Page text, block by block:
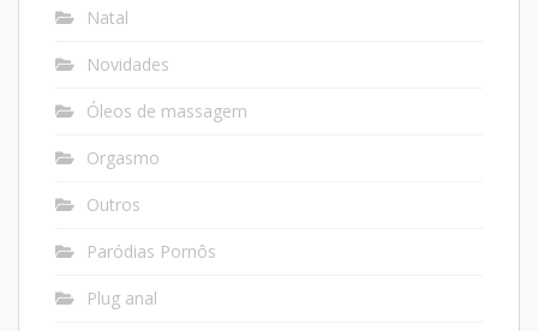
Natal
Novidades
Óleos de massagem
Orgasmo
Outros
Paródias Pornôs
Plug anal